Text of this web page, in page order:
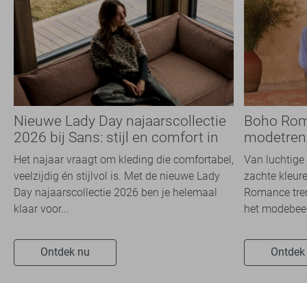
Nieuwe Lady Day najaarscollectie
2026 bij Sans: stijl en comfort in
travelkwaliteit
Het najaar vraagt om kleding die comfortabel,
veelzijdig én stijlvol is. Met de nieuwe Lady
Day najaarscollectie 2026 ben je helemaal
klaar voor...
Ontdek nu
Boho
overal
Van luchtige
zachte
Romance
het